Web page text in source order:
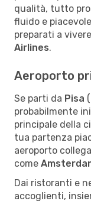
qualità, tutto
fluido e
preparati a
Airlines.
Aeroporto
Se parti da Pisa (
probabilmente
principale della
tua partenza
aeroporto collega
come
Dai ristoranti e
accoglienti,